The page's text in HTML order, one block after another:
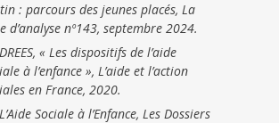
: parcours des jeunes placés, La
d’analyse nº143, septembre 2024.
DREES, « Les dispositifs de l’aide
à l’enfance », L’aide et l’action
en France, 2020.
L’Aide Sociale à l’Enfance, Les Dossiers